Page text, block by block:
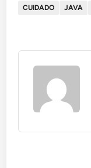
CUIDADO
JAVA